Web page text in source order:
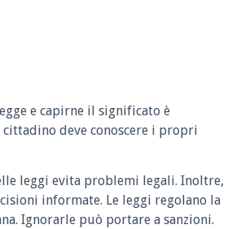
e capirne il significato è
deve conoscere i propri
leggi evita problemi legali. Inoltre,
informate. Le leggi regolano la
Ignorarle può portare a sanzioni.